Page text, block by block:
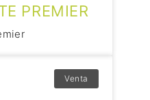
PREMIER
Venta